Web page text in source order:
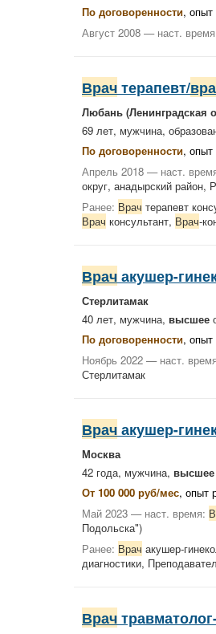
По договоренности, опыт
Август 2008 — наст.
Врач терапевт/
Любань (Ленинградская
69 лет, мужчина,
По договоренности, опыт
Апрель 2018 — наст.
округ, анадырский район,
Ранее: Врач терапевт
Врач консультант, Врач-
Врач акушер-
Стерлитамак
40 лет, мужчина, высшее
По договоренности, опыт
Ноябрь 2022 — наст.
Стерлитамак
Врач акушер-
Москва
42 года, мужчина, высшее
От 100 000 руб/мес, опыт
Май 2023 — наст. время:
Подольска")
Ранее: Врач акушер-
диагностики,
Врач